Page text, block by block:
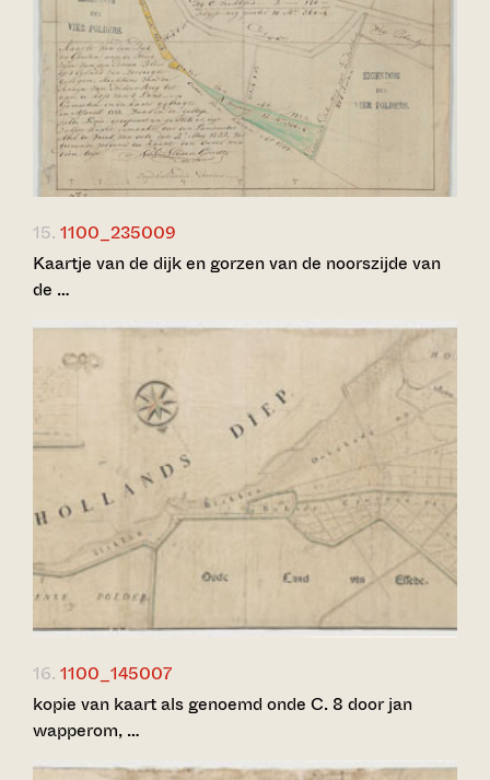
15. 1100_235009
Kaartje van de dijk en gorzen van de noorszijde van
de …
16. 1100_145007
kopie van kaart als genoemd onde C. 8 door jan
wapperom, …